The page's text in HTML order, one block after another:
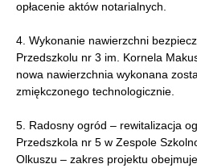
opłacenie aktów notarialnych.
4. Wykonanie nawierzchni
Przedszkolu nr 3 im. Kornela
nowa nawierzchnia wykonana
zmiękczonego technologicznie.
5. Radosny ogród – rewitalizacja
Przedszkola nr 5 w Zespole
Olkuszu – zakres projektu